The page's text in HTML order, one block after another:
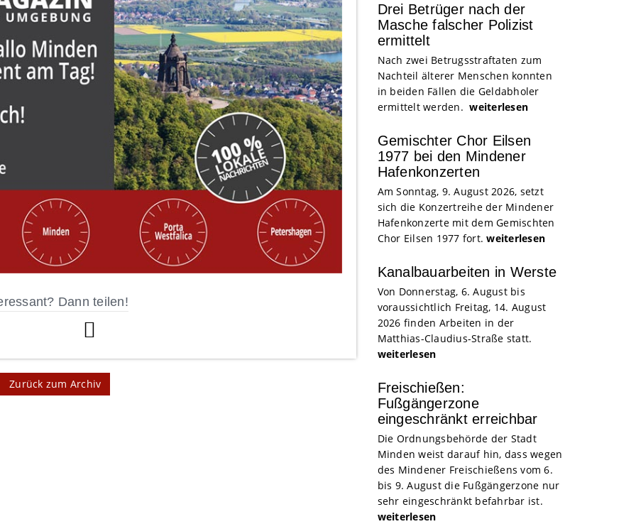
Dann teilen!
Zurück zum Archiv
Drei Betrüger nach der
Masche falscher Polizist
ermittelt
Nach zwei Betrugsstraftaten zum
Nachteil älterer Menschen konnten
in beiden Fällen die Geldabholer
ermittelt werden.weiterlesen
Gemischter Chor Eilsen
1977 bei den Mindener
Hafenkonzerten
Am Sonntag, 9. August 2026, setzt
sich die Konzertreihe der Mindener
Hafenkonzerte mit dem Gemischten
Chor Eilsen 1977 fort.weiterlesen
Kanalbauarbeiten in Werste
Von Donnerstag, 6. August bis
voraussichtlich Freitag, 14. August
2026 finden Arbeiten in der
Matthias-Claudius-Straße statt.
weiterlesen
Freischießen:
Fußgängerzone
eingeschränkt erreichbar
Die Ordnungsbehörde der Stadt
Minden weist darauf hin, dass wegen
des Mindener Freischießens vom 6.
bis 9. August die Fußgängerzone nur
sehr eingeschränkt befahrbar ist.
weiterlesen